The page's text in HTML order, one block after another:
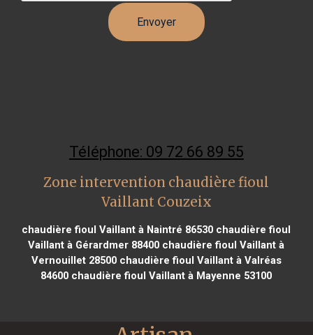
Téléphone: 09 72 66 89 55
Zone intervention chaudière fioul
Vaillant Couzeix
chaudière fioul Vaillant à Naintré 86530 chaudière fioul
Vaillant à Gérardmer 88400 chaudière fioul Vaillant à
Vernouillet 28500chaudière fioul Vaillant à Valréas
84600 chaudière fioul Vaillant à Mayenne 53100